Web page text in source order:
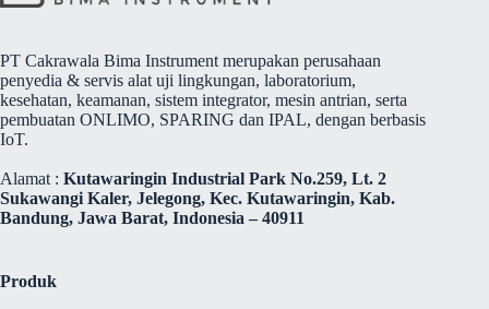
PT Cakrawala Bima Instrument merupakan perusahaan
penyedia & servis alat uji lingkungan, laboratorium,
kesehatan, keamanan, sistem integrator, mesin antrian, serta
pembuatan ONLIMO, SPARING dan IPAL, dengan berbasis
IoT.
Alamat : Kutawaringin Industrial Park No.259, Lt. 2
Sukawangi Kaler, Jelegong, Kec. Kutawaringin, Kab.
Bandung, Jawa Barat, Indonesia – 40911
Produk